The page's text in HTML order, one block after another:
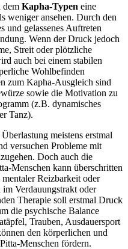
dem Kapha-Typen eine
weniger ansehen. Durch den
und gelassenes Auftreten
Wenn der Druck jedoch
Streit oder plötzliche
auch bei einem stabilen
Wohlbefinden
zum Kapha-Ausgleich sind
sowie die Motivation zu
(z.B. dynamisches
Tanz).
meistens erstmal
versuchen Probleme mit
Doch auch die
Menschen kann überschritten
Reizbarkeit oder
Verdauungstrakt oder
Therapie soll erstmal Druck
die psychische Balance
Trauben, Ausdauersport
den körperlichen und
Menschen fördern.